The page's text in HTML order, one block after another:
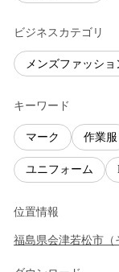
ビジネスカテゴリ
メンズファッショ
キーワード
マーク 作業服
ユニフォーム
位置情報
福島県会津若松市 （